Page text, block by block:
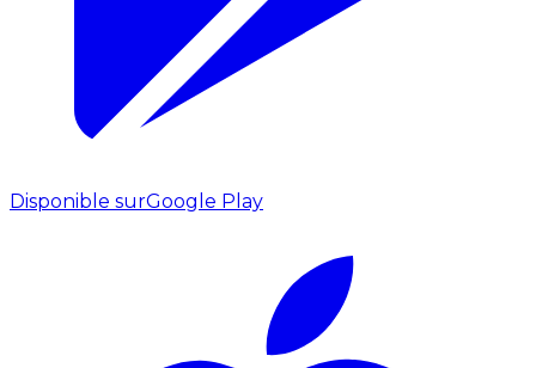
Disponible surGoogle Play